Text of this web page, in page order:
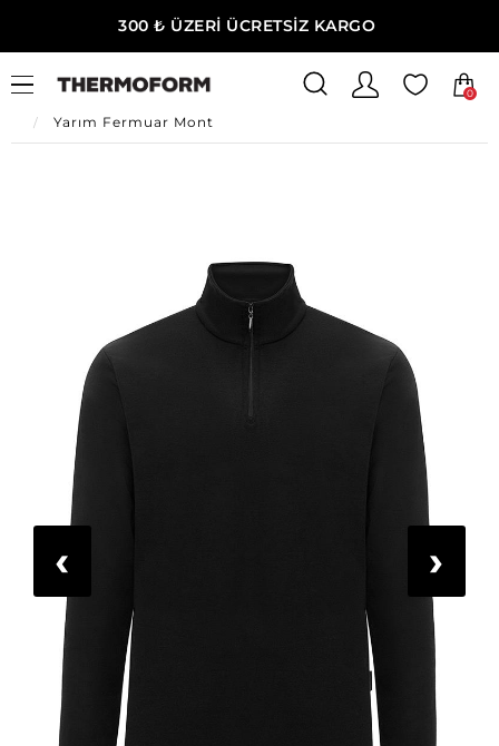
300 ₺ ÜZERİ ÜCRETSİZ KARGO
0
Ana Sayfa
Erkek Termal Polar
Yarım Fermuar Mont
‹ ›